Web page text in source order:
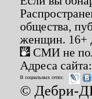
общества,
женщин. 16+
СМИ не
Адреса сайта:
В социальных сетях:
© Дебри-